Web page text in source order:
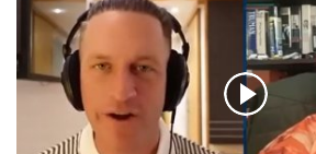
Komentáře
Kontakt
Staň se redaktorem